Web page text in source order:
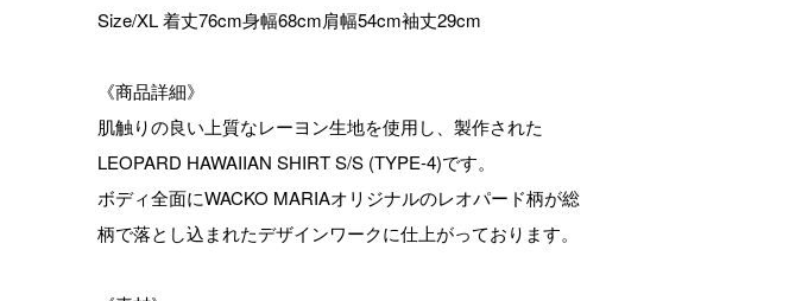
Size/XL 着丈76cm身幅68cm肩幅54cm袖丈29cm
《商品詳細》
肌触りの良い上質なレーヨン生地を使用し、製作された
LEOPARD HAWAIIAN SHIRT S/S (TYPE-4)です。
ボディ全面にWACKO MARIAオリジナルのレオパード柄が総
柄で落とし込まれたデザインワークに仕上がっております。